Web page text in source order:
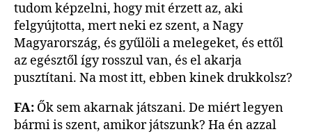
tudom képzelni, hogy mit érzett az, aki
felgyújtotta, mert neki ez szent, a Nagy
Magyarország, és gyűlöli a melegeket, és ettől
az egésztől így rosszul van, és el akarja
pusztítani. Na most itt, ebben kinek drukkolsz?
FA: Ők sem akarnak játszani. De miért legyen
bármi is szent, amikor játszunk? Ha én azzal